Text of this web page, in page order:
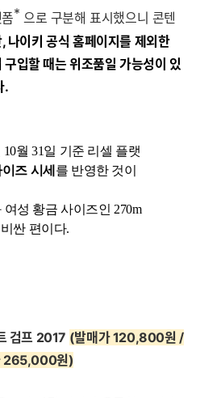
* 으로 구분해 표시했으니 콘텐
, 나이키 공식 홈페이지를 제외한
입할 때는 위조품일 가능성이 있
.
10월 31일 기준 리셀 플랫
즈 시세 를 반영한 것이
성 황금 사이즈인 270m
싼 편이다.
검프 2017 (발매가 120,800원 /
265,000원)